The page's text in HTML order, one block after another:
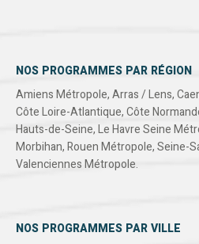
NOS PROGRAMMES PAR RÉGION
Amiens Métropole,Arras / Lens,
Côte Loire-Atlantique,Côte
Hauts-de-Seine,Le Havre Seine
Morbihan,Rouen Métropole,Seine-
Valenciennes Métropole.
NOS PROGRAMMES PAR VILLE